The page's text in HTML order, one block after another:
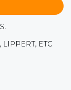
ETC.